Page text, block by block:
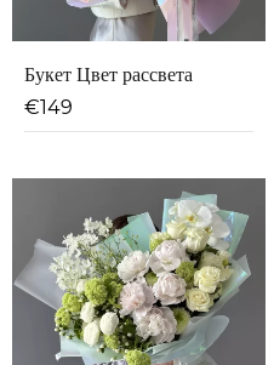
Букет Цвет рассвета
€149